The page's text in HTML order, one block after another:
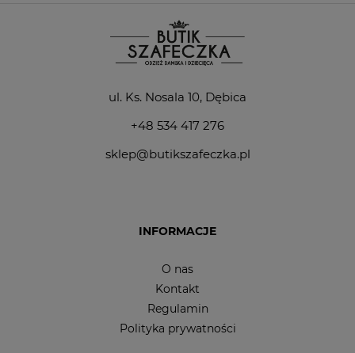
ul. Ks. Nosala 10, Dębica
+48 534 417 276
sklep@butikszafeczka.pl
INFORMACJE
O nas
Kontakt
Regulamin
Polityka prywatności